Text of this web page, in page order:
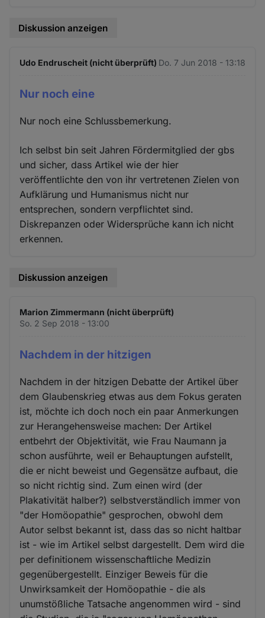
Diskussion anzeigen
Udo Endruscheit (nicht überprüft) Do. 7 Jun 2018 - 13:18
Nur noch eine
Nur noch eine Schlussbemerkung.
Ich selbst bin seit Jahren Fördermitglied der gbs
und sicher, dass Artikel wie der hier
veröffentlichte den von ihr vertretenen Zielen von
Aufklärung und Humanismus nicht nur
entsprechen, sondern verpflichtet sind.
Diskrepanzen oder Widersprüche kann ich nicht
erkennen.
Diskussion anzeigen
Marion Zimmermann (nicht überprüft)
So. 2 Sep 2018 - 13:00
Nachdem in der hitzigen
Nachdem in der hitzigen Debatte der Artikel über
dem Glaubenskrieg etwas aus dem Fokus geraten
ist, möchte ich doch noch ein paar Anmerkungen
zur Herangehensweise machen: Der Artikel
entbehrt der Objektivität, wie Frau Naumann ja
schon ausführte, weil er Behauptungen aufstellt,
die er nicht beweist und Gegensätze aufbaut, die
so nicht richtig sind. Zum einen wird (der
Plakativität halber?) selbstverständlich immer von
"der Homöopathie" gesprochen, obwohl dem
Autor selbst bekannt ist, dass das so nicht haltbar
ist - wie im Artikel selbst dargestellt. Dem wird die
per definitionem wissenschaftliche Medizin
gegenübergestellt. Einziger Beweis für die
Unwirksamkeit der Homöopathie - die als
unumstößliche Tatsache angenommen wird - sind